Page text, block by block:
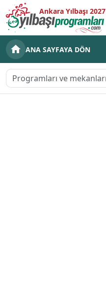
Ankara Yılbaşı 2027
ANA SAYFAYA DÖN